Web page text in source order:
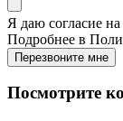
Я даю согласие на
Подробнее в
Перезвоните мне
Посмотрите